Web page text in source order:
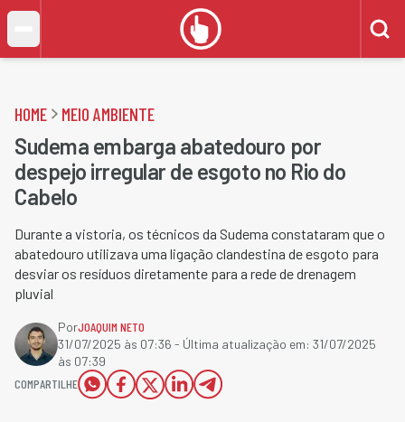
HOME MEIO AMBIENTE
Sudema embarga abatedouro por
despejo irregular de esgoto no Rio do
Cabelo
Durante a vistoria, os técnicos da Sudema constataram que o
abatedouro utilizava uma ligação clandestina de esgoto para
desviar os resíduos diretamente para a rede de drenagem
pluvial
PorJOAQUIM NETO
31/07/2025 às 07:36 - Última atualização em: 31/07/2025
às 07:39
COMPARTILHE